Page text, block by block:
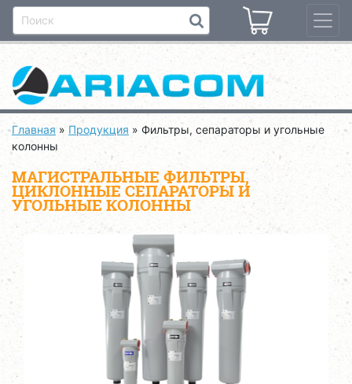
Главная » Продукция » Фильтры, сепараторы и угольные
колонны
МАГИСТРАЛЬНЫЕ ФИЛЬТРЫ,
ЦИКЛОННЫЕ СЕПАРАТОРЫ И
УГОЛЬНЫЕ КОЛОННЫ